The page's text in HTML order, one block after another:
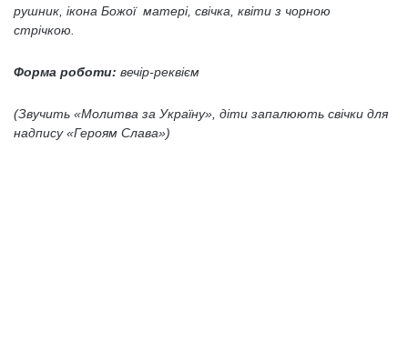
рушник, ікона Божої матері, свічка, квіти з чорною
стрічкою.
Форма роботи: вечір-реквієм
(Звучить «Молитва за Україну», діти запалюють свічки для
надпису «Героям Слава»)